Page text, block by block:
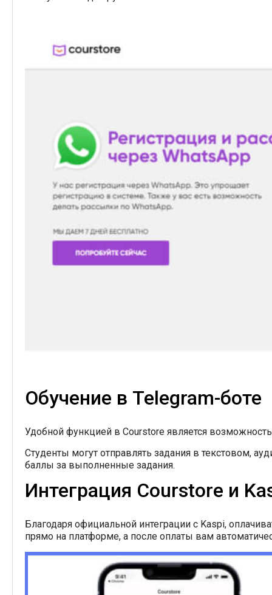
Обучение в Telegram-боте
Удобной функцией в Courstore является
Студенты могут отправлять задания в текстовом,
баллы за выполненные задания.
Интеграция Courstore и
Благодаря официальной интеграции с Kaspi,
прямо на платформе, а после оплаты вам